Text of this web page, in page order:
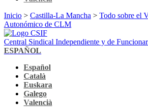
Inicio > Castilla-La Mancha > Todo sobre el
Autonómico de CLM
Central Sindical Independiente y de
ESPAÑOL
Español
Català
Euskara
Galego
Valencià